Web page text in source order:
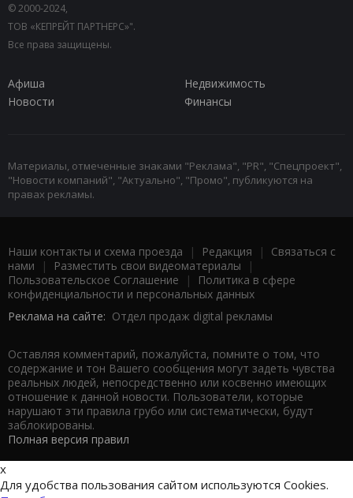
© 2000-2024,
ТОВ «КЕПРЕЙТ ПАРТНЕРС»".
Все права защищены.
Афиша
Недвижимость
Новости
Финансы
Материалы, отмеченные знаками "Реклама", "PR", "Спецпроект",
"Новости компаний", "Актуально", "Промо", публикуются на
правах рекламы.
Наши контакты и схема проезда | Редакция | Связаться с
нами | Разместить свои видеоматериалы |
Пользовательское Соглашение |
Политика в сфере
конфиденциальности и персональных данных
Реклама на сайте: Отдел продаж digital рекламы
Оставляя комментарий, пожалуйста, помните о том, что
содержание и тон Вашего сообщения могут задеть чувства
реальных людей, непосредственно или косвенно имеющих
отношение к данной новости. Пользователи, которые
нарушают эти правила грубо или систематически, будут
заблокированы.
Полная версия правил
x
Для удобства пользования сайтом используются Cookies.